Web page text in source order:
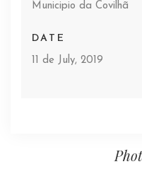
Municipio da Covilhã
DATE
11 de July, 2019